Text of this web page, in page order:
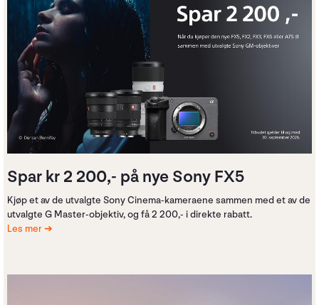
Spar kr 2 200,- på nye Sony FX5
Kjøp et av de utvalgte Sony Cinema-kameraene sammen med et av de
utvalgte G Master-objektiv, og få 2 200,- i direkte rabatt.
Les mer